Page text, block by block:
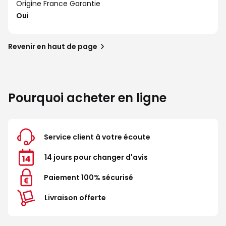
Origine France Garantie
Oui
Revenir en haut de page
Pourquoi acheter en ligne
Service client à votre écoute
14 jours pour changer d'avis
Paiement 100% sécurisé
Livraison offerte